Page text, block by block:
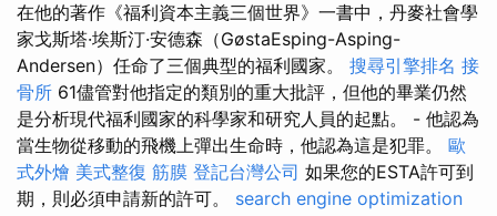
在他的著作《福利資本主義三個世界》一書中，丹麥社會學
家戈斯塔·埃斯汀·安德森（GøstaEsping-Asping-
Andersen）任命了三個典型的福利國家。 搜尋引擎排名 接
骨所 61儘管對他指定的類別的重大批評，但他的畢業仍然
是分析現代福利國家的科學家和研究人員的起點。 - 他認為
當生物從移動的飛機上彈出生命時，他認為這是犯罪。 歐
式外燴 美式整復 筋膜 登記台灣公司 如果您的ESTA許可到
期，則必須申請新的許可。 search engine optimization